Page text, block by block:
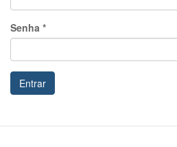
Senha *
Entrar